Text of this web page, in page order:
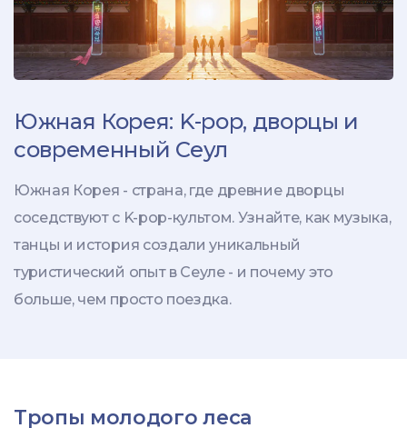
Южная Корея: K-pop, дворцы и
современный Сеул
Южная Корея - страна, где древние дворцы
соседствуют с K-pop-культом. Узнайте, как музыка,
танцы и история создали уникальный
туристический опыт в Сеуле - и почему это
больше, чем просто поездка.
Тропы молодого леса